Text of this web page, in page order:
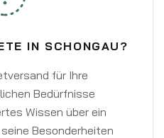
IN SCHONGAU?
für Ihre
Bedürfnisse
Wissen über ein
Besonderheiten